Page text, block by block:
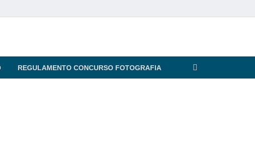
REGULAMENTO CONCURSO FOTOGRAFIA